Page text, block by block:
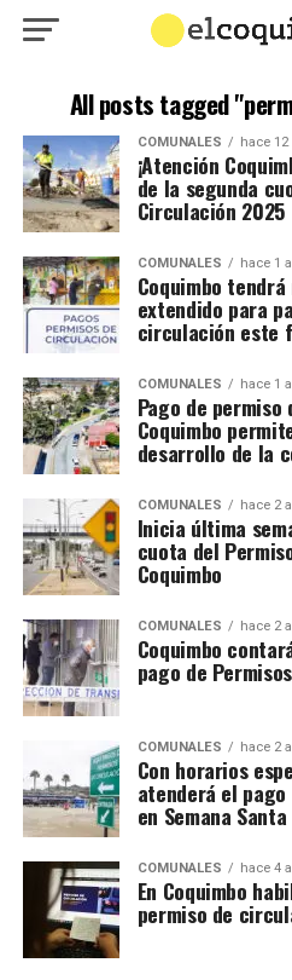
All posts tagged
COMUNALES hace
¡Atención
de la segunda
Circulación 2025
COMUNALES hace 1
Coquimbo
extendido para
circulación este
COMUNALES hace 1
Pago de
Coquimbo
desarrollo de la
COMUNALES hace 2
Inicia última
cuota del
Coquimbo
COMUNALES hace 2
Coquimbo
pago de
COMUNALES hace 2
Con horarios
atenderá el
en Semana Santa
COMUNALES hace 4
En Coquimbo
permiso de